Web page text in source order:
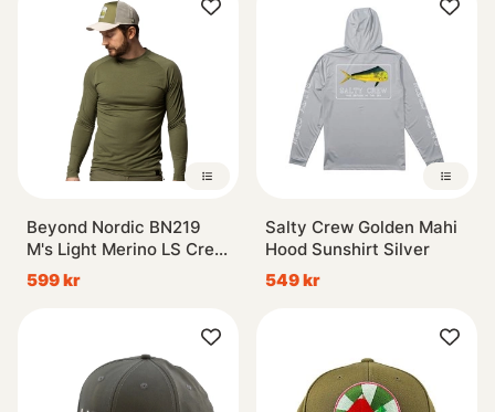
Beyond Nordic BN219
M's Light Merino LS Crew
Moss Green
599 kr
Salty Crew Golden Mahi
Hood Sunshirt Silver
549 kr